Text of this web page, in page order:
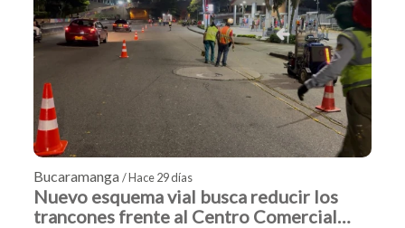
Bucaramanga / Hace 29 días
Nuevo esquema vial busca reducir los
trancones frente al Centro Comercial